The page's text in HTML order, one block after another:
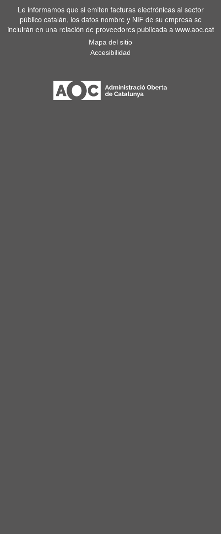
Le informamos que si emiten facturas electrónicas al sector
público catalán, los datos nombre y NIF de su empresa se
incluirán en una relación de proveedores publicada a www.aoc.cat
Mapa del sitio
Accesibilidad